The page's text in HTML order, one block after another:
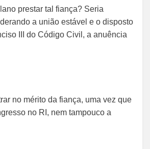
prestar tal fiança? Seria
a união estável e o disposto
III do Código Civil, a anuência
no mérito da fiança, uma vez que
no RI, nem tampouco a